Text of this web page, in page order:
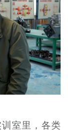
室里，各类